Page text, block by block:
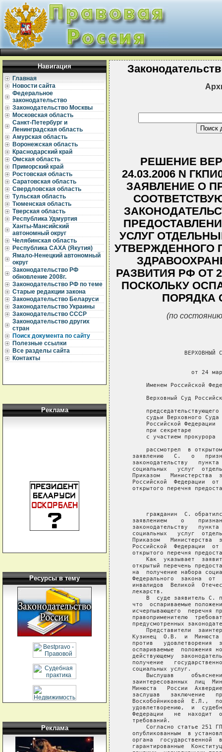
Навигация
Главная
Новости сайта
Федеральное
законодательство
Законодательство Москвы
Московская область
Санкт-Петербург и
Ленинградская область
Амурская область
Воронежская область
Краснодарский край
Омская область
Приморский край
Ростовская область
Саратовская область
Свердловская область
Тульская область
Тюменская область
Тверская область
Республика Удмуртия
Ханты-Мансийский
автономный округ
Челябинская область
Республика САХА (Якутия)
Ямало-Ненецкий автономный
округ
Законодательство РФ
обновление 2008г.
Законодательство РФ по теме
Старые редакции закона
Законодательство Беларуси
Законодательство Украины
Законодательство СССР
Законодательство других
стран
Поиск документа по сайту
Полезные ссылки
Все разделы сайта
Контакты
Реклама
Ресурсы в тему
Реклама
РЕШЕНИЕ
24.03.2006 N
ЗАЯВЛЕНИЕ О
УСЛУГ
УТВЕРЖДЕННОГО
РАЗВИТИЯ РФ ОТ
ПОСКОЛЬКУ
ПОРЯДКА
(по